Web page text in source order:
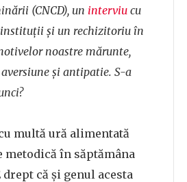
(CNCD), un interviu cu
instituţii şi un rechizitoriu în
noastre mărunte,
şi antipatie. S-a
multă ură alimentată
în săptămâna
că şi genul acesta